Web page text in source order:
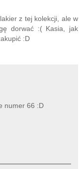
z tej kolekcji, ale w
dorwać :( Kasia, jak
:D
numer 66 :D